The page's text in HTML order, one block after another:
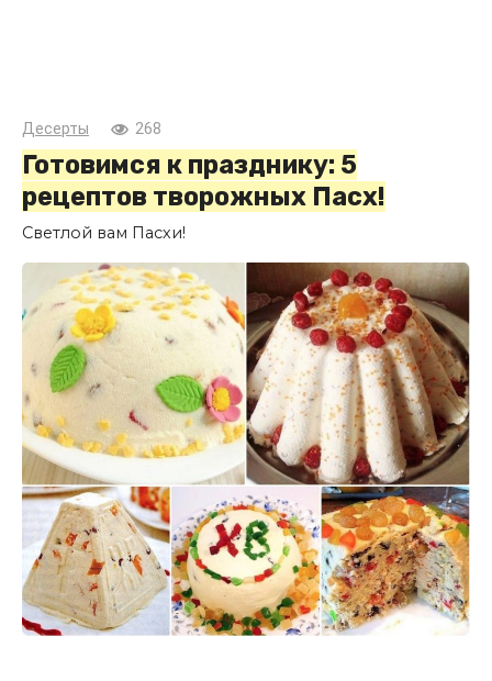
Десерты 268
Готовимся к празднику: 5
рецептов творожных Пасх!
Светлой вам Пасхи!